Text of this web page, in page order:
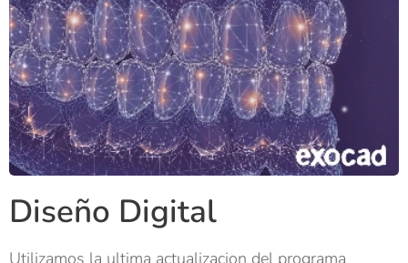
Diseño Digital
Utilizamos la ultima actualizacion del programa